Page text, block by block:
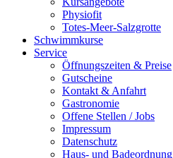
Physiofit
Totes-Meer-Salzgrotte
Schwimmkurse
Service
Öffnungszeiten & Preise
Gutscheine
Kontakt & Anfahrt
Gastronomie
Offene Stellen / Jobs
Impressum
Datenschutz
Haus- und Badeordnung